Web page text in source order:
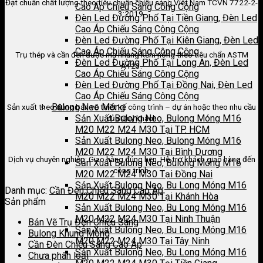
Cao Áp Chiếu Sáng Công Cộng
Đèn Led Đường Phố Tại Tiền Giang, Đèn Led
Cao Áp Chiếu Sáng Công Cộng
Đèn Led Đường Phố Tại Kiên Giang, Đèn Led
Cao Áp Chiếu Sáng Công Cộng
Đèn Led Đường Phố Tại Long An, Đèn Led
Cao Áp Chiếu Sáng Công Cộng
Đèn Led Đường Phố Tại Đồng Nai, Đèn Led
Cao Áp Chiếu Sáng Công Cộng
Bulong Neo Móng
Sản Xuất Bulong Neo, Bulong Móng M16
M20 M22 M24 M30 Tại TP. HCM
Sản Xuất Bulong Neo, Bulong Móng M16
M20 M22 M24 M30 Tại Bình Dương
Sản Xuất Bulong Neo, Bulong Móng M16
M20 M22 M24 M30 Tại Đồng Nai
Sản Xuất Bulong Neo, Bu Long Móng M16
M20 M22 M24 M30 Tại Khánh Hòa
Sản Xuất Bulong Neo, Bu Long Móng M16
M20 M22 M24 M30 Tại Ninh Thuận
Sản Xuất Bulong Neo, Bu Long Móng M16
M20 M22 M24 M30 Tại Tây Ninh
Sản Xuất Bulong Neo, Bu Long Móng M16
Đạt chuẩn chất lượng theo tiêu chuẩn chiếu sáng Việt Nam TCVN 7722-2-
3:2019.
Trụ thép và cần đèn được mạ nhúng kẽm nóng theo tiêu chẩn ASTM
A123.
Sản xuất theo đúng bản vẽ thiết kế công trình – dự án hoặc theo nhu cầu
của Quý khách
Dịch vụ chuyên nghiệp: Giao hàng đúng hẹn, Hỗ trợ khách giao hàng đến
công trình.
Danh mục: Cần Đèn Chiếu Sáng Cao Áp
Sản phẩm
Bản Vẽ Trụ Đèn Chiếu Sáng
Bulong Khung Móng
Cần Đèn Chiếu Sáng Cao Áp
Chưa phân loại